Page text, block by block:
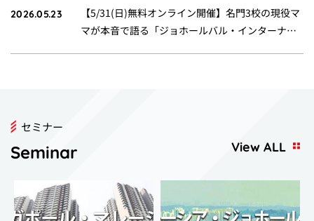
2026.05.23
【5/31(日)無料オンライン開催】名門3校の現役マ
マが本音で語る「ジョホールバル・インターナシ
セミナー
Seminar View ALL